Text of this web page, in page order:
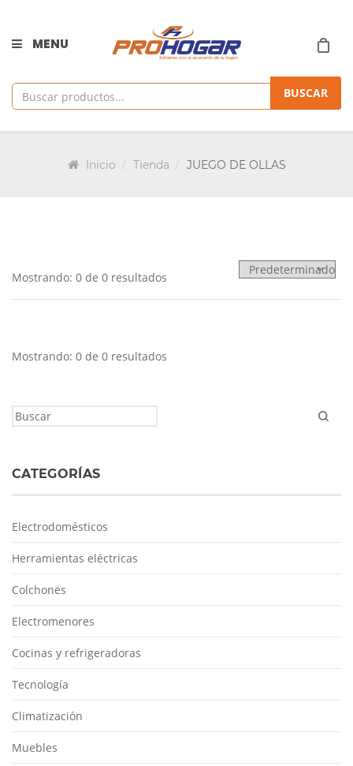
MENU
BUSCAR
Inicio Tienda JUEGO DE OLLAS
Mostrando: 0 de 0 resultados
Mostrando: 0 de 0 resultados
CATEGORÍAS
Electrodomésticos
Herramientas eléctricas
Colchones
Electromenores
Cocinas y refrigeradoras
Tecnología
Climatización
Muebles